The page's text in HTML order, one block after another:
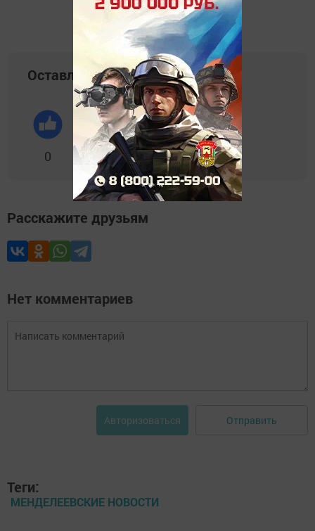
Оставляйте реакции
0 0 0 0 0
Расскажите друзьям
Нет комментариев
Авторизоваться Отправить
Теги:
МЕНДЕЛЕЕВСКИЕ НОВОСТИ